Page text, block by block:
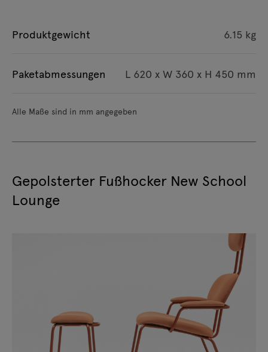
Produktgewicht 6.15 kg
Paketabmessungen L 620 x W 360 x H 450 mm
Alle Maße sind in mm angegeben
Gepolsterter Fußhocker New School
Lounge